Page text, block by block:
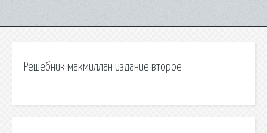
Решебник макмиллан издание второе